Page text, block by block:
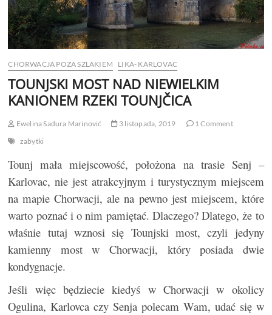
CHORWACJA POZA SZLAKIEM LIKA- KARLOVAC
TOUNJSKI MOST NAD NIEWIELKIM
KANIONEM RZEKI TOUNJČICA
Ewelina Sadura Marinović 3 listopada, 2019
1 Comment
zabytki
Tounj mała miejscowość, położona na trasie Senj –
Karlovac, nie jest atrakcyjnym i turystycznym miejscem
na mapie Chorwacji, ale na pewno jest miejscem, które
warto poznać i o nim pamiętać. Dlaczego? Dlatego, że to
właśnie tutaj wznosi się Tounjski most, czyli jedyny
kamienny most w Chorwacji, który posiada dwie
kondygnacje.
Jeśli więc będziecie kiedyś w Chorwacji w okolicy
Ogulina, Karlovca czy Senja polecam Wam, udać się w